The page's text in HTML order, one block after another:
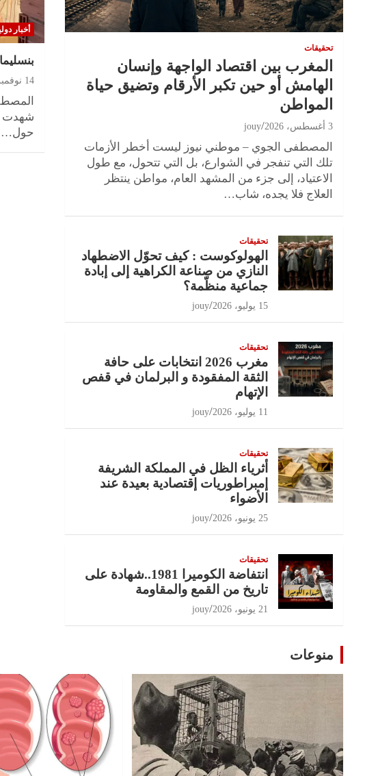
أخبار
14 نوفمبر، 2024
شهدت
حول…
تحقيقات
المغرب بين اقتصاد الواجهة وإنسان
الهامش أو حين تكبر الأرقام وتضيق حياة
المواطن
3 أغسطس، 2026 jouy
المصطفى الجوي – موطني نيوز ليست أخطر الأزمات
تلك التي تنفجر في الشوارع، بل التي تتحول، مع طول
الاعتياد، إلى جزء من المشهد العام، مواطن ينتظر
العلاج فلا يجده، شاب…
تحقيقات
الهولوكوست : كيف تحوّل الاضطهاد
النازي من صناعة الكراهية إلى إبادة
جماعية منظّمة؟
15 يوليو، 2026 jouy
تحقيقات
مغرب 2026 انتخابات على حافة
الثقة المفقودة و البرلمان في قفص
الإتهام
11 يوليو، 2026 jouy
تحقيقات
أثرياء الظل في المملكة الشريفة
إمبراطوريات إقتصادية بعيدة عند
الأضواء
25 يونيو، 2026 jouy
تحقيقات
انتفاضة الكوميرا 1981..شهادة على
تاريخ من القمع والمقاومة
21 يونيو، 2026 jouy
منوعات